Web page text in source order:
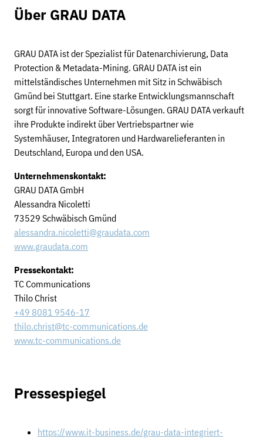
Über GRAU DATA
GRAU DATA ist der Spezialist für Datenarchivierung, Data
Protection & Metadata-Mining. GRAU DATA ist ein
mittelständisches Unternehmen mit Sitz in Schwäbisch
Gmünd bei Stuttgart. Eine starke Entwicklungsmannschaft
sorgt für innovative Software-Lösungen. GRAU DATA verkauft
ihre Produkte indirekt über Vertriebspartner wie
Systemhäuser, Integratoren und Hardwarelieferanten in
Deutschland, Europa und den USA.
Unternehmenskontakt:
GRAU DATA GmbH
Alessandra Nicoletti
73529 Schwäbisch Gmünd
alessandra.nicoletti@graudata.com
www.graudata.com
Pressekontakt:
TC Communications
Thilo Christ
+49 8081 9546-17
thilo.christ@tc-communications.de
www.tc-communications.de
Pressespiegel
https://www.it-business.de/grau-data-integriert-